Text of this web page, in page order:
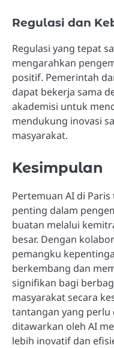
Regulasi dan
Regulasi yang tepat
mengarahkan
positif. Pemerintah
dapat bekerja sama
akademisi untuk
mendukung inovasi
masyarakat.
Kesimpulan
Pertemuan AI di
penting dalam
buatan melalui
besar. Dengan
pemangku
berkembang dan
signifikan bagi
masyarakat secara
tantangan yang perlu
ditawarkan oleh AI
lebih inovatif dan